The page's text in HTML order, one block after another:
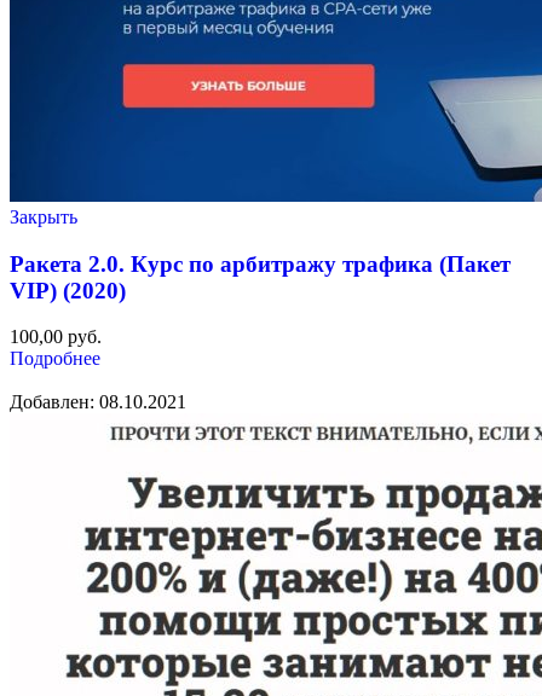
Закрыть
Ракета 2.0. Курс по арбитражу трафика (Пакет
VIP) (2020)
100,00 руб.
Подробнее
Добавлен: 08.10.2021